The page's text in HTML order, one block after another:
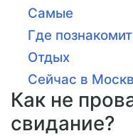
Самые
Где
Отдых
Сейчас в
Как не
свидание?